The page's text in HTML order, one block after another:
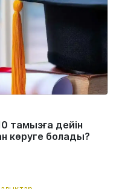
тамызға дейін
көруге болады?